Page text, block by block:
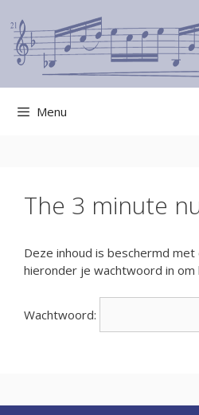
naar
inhoud
Menu
The 3 minute
Deze inhoud is beschermd
hieronder je wachtwoord in om
Wachtwoord: